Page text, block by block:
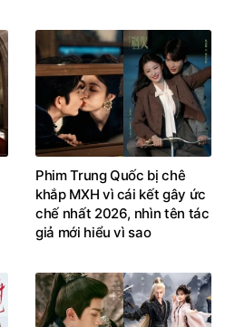
Phim Trung Quốc bị chê
khắp MXH vì cái kết gây ức
chế nhất 2026, nhìn tên tác
giả mới hiểu vì sao